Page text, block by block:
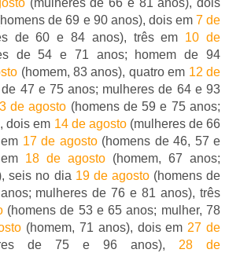
(mulheres de 66 e 81 anos), dois
de 69 e 90 anos), dois em 7 de
de 60 e 84 anos), três em 10 de
de 54 e 71 anos; homem de 94
(homem, 83 anos), quatro em 12 de
de 47 e 75 anos; mulheres de 64 e 93
de agosto (homens de 59 e 75 anos;
dois em 14 de agosto(mulheres de 66
17 de agosto(homens de 46, 57 e
18 de agosto (homem, 67 anos;
seis no dia 19 de agosto(homens de
mulheres de 76 e 81 anos), três
(homens de 53 e 65 anos; mulher, 78
(homem, 71 anos), dois em 27 de
de 75 e 96 anos), 28 de